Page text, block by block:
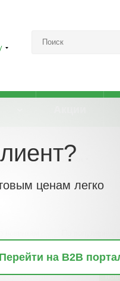
и аксессуры Звонок
ценам легко
Перейти на B2B